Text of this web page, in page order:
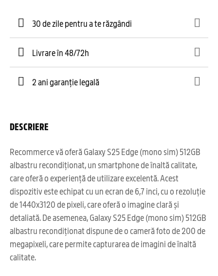
30 de zile pentru a te răzgândi
Livrare în 48/72h
2 ani garanție legală
DESCRIERE
Recommerce vă oferă Galaxy S25 Edge (mono sim) 512GB
albastru recondiționat, un smartphone de înaltă calitate,
care oferă o experiență de utilizare excelentă. Acest
dispozitiv este echipat cu un ecran de 6,7 inci, cu o rezoluție
de 1440x3120 de pixeli, care oferă o imagine clară și
detaliată. De asemenea, Galaxy S25 Edge (mono sim) 512GB
albastru recondiționat dispune de o cameră foto de 200 de
megapixeli, care permite capturarea de imagini de înaltă
calitate.